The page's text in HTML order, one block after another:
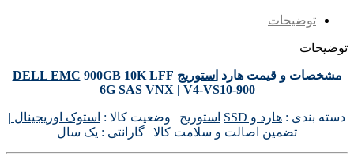
توضیحات
توضیحات
مشخصات و قیمت هارد استوریج DELL EMC 900GB 10K LFF
6G SAS VNX | V4-VS10-900
دسته بندی : هارد و SSD استوریج | وضعیت کالا : استوک اوریجینال |
تضمین اصالت و سلامت کالا | گارانتی : یک سال